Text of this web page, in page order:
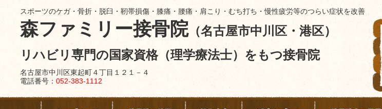
スポーツのケガ・骨折・脱臼・靭帯損傷・膝痛・腰痛・肩こり・むち打ち・慢性疲労等のつらい症状を改善
森ファミリー接骨院（名古屋市中川区・港区）
リハビリ専門の国家資格（理学療法士）をもつ接骨院
名古屋市中川区東起町４丁目１２１－４
電話番号： 052-383-1112